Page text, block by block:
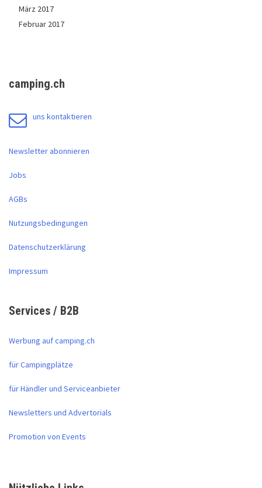
März 2017
Februar 2017
camping.ch
uns kontaktieren
Newsletter abonnieren
Jobs
AGBs
Nutzungsbedingungen
Datenschutzerklärung
Impressum
Services / B2B
Werbung auf camping.ch
für Campingplätze
für Händler und Serviceanbieter
Newsletters und Advertorials
Promotion von Events